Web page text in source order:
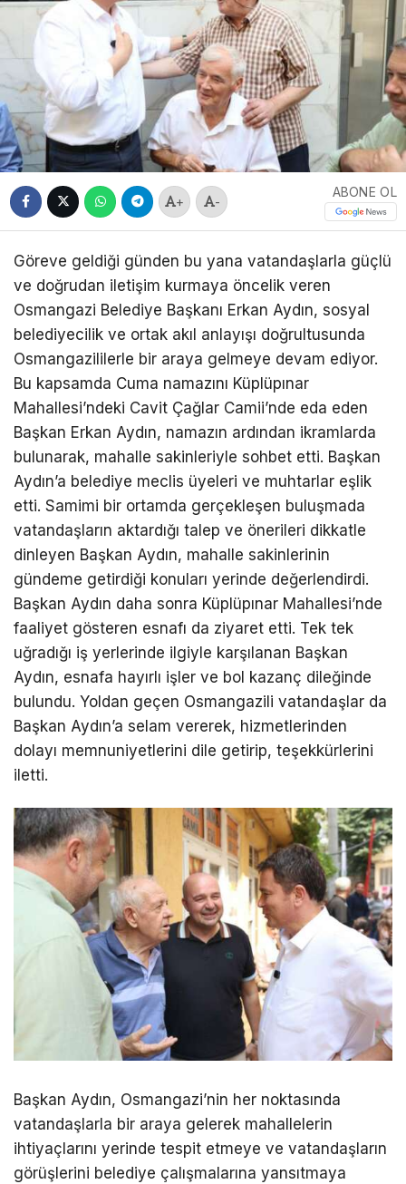
+ -
ABONE OL
Göreve geldiği günden bu yana vatandaşlarla güçlü
ve doğrudan iletişim kurmaya öncelik veren
Osmangazi Belediye Başkanı Erkan Aydın, sosyal
belediyecilik ve ortak akıl anlayışı doğrultusunda
Osmangazililerle bir araya gelmeye devam ediyor.
Bu kapsamda Cuma namazını Küplüpınar
Mahallesi’ndeki Cavit Çağlar Camii’nde eda eden
Başkan Erkan Aydın, namazın ardından ikramlarda
bulunarak, mahalle sakinleriyle sohbet etti. Başkan
Aydın’a belediye meclis üyeleri ve muhtarlar eşlik
etti. Samimi bir ortamda gerçekleşen buluşmada
vatandaşların aktardığı talep ve önerileri dikkatle
dinleyen Başkan Aydın, mahalle sakinlerinin
gündeme getirdiği konuları yerinde değerlendirdi.
Başkan Aydın daha sonra Küplüpınar Mahallesi’nde
faaliyet gösteren esnafı da ziyaret etti. Tek tek
uğradığı iş yerlerinde ilgiyle karşılanan Başkan
Aydın, esnafa hayırlı işler ve bol kazanç dileğinde
bulundu. Yoldan geçen Osmangazili vatandaşlar da
Başkan Aydın’a selam vererek, hizmetlerinden
dolayı memnuniyetlerini dile getirip, teşekkürlerini
iletti.
Başkan Aydın, Osmangazi’nin her noktasında
vatandaşlarla bir araya gelerek mahallelerin
ihtiyaçlarını yerinde tespit etmeye ve vatandaşların
görüşlerini belediye çalışmalarına yansıtmaya